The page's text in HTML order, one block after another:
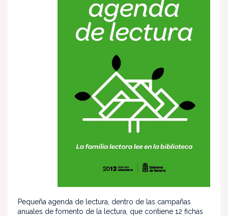
Pequeña agenda de lectura, dentro de las campañas
anuales de fomento de la lectura, que contiene 12 fichas